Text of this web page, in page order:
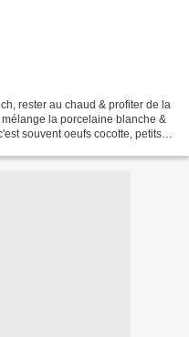
rester au chaud & profiter de la
la porcelaine blanche &
souvent oeufs cocotte, petits